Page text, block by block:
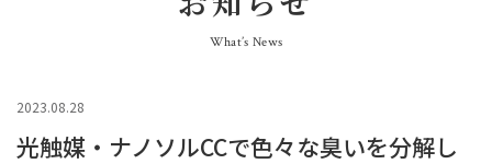
What’s News
2023.08.28
光触媒・ナノソルCCで色々な臭いを分解し